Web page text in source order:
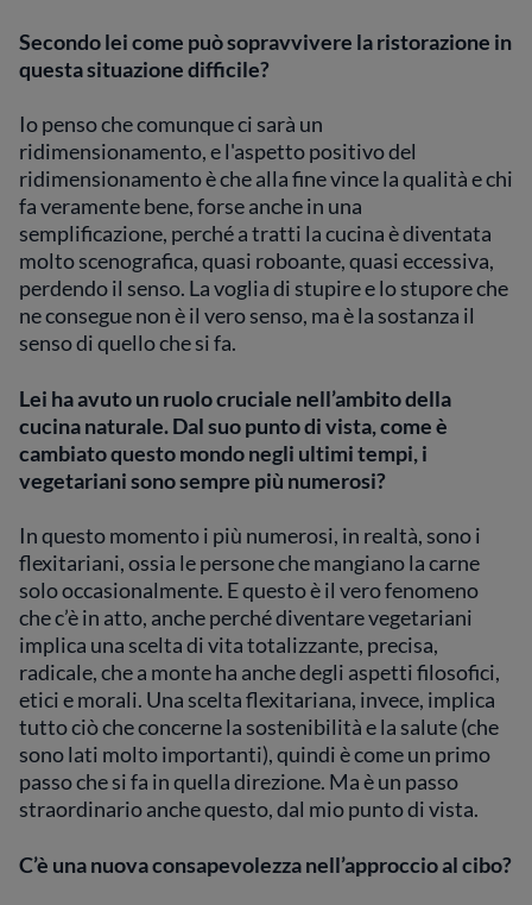
Secondo lei come può sopravvivere la ristorazione in
questa situazione difficile?
Io penso che comunque ci sarà un
ridimensionamento, e l'aspetto positivo del
ridimensionamento è che alla fine vince la qualità e chi
fa veramente bene, forse anche in una
semplificazione, perché a tratti la cucina è diventata
molto scenografica, quasi roboante, quasi eccessiva,
perdendo il senso. La voglia di stupire e lo stupore che
ne consegue non è il vero senso, ma è la sostanza il
senso di quello che si fa.
Lei ha avuto un ruolo cruciale nell’ambito della
cucina naturale. Dal suo punto di vista, come è
cambiato questo mondo negli ultimi tempi, i
vegetariani sono sempre più numerosi?
In questo momento i più numerosi, in realtà, sono i
flexitariani, ossia le persone che mangiano la carne
solo occasionalmente. E questo è il vero fenomeno
che c’è in atto, anche perché diventare vegetariani
implica una scelta di vita totalizzante, precisa,
radicale, che a monte ha anche degli aspetti filosofici,
etici e morali. Una scelta flexitariana, invece, implica
tutto ciò che concerne la sostenibilità e la salute (che
sono lati molto importanti), quindi è come un primo
passo che si fa in quella direzione. Ma è un passo
straordinario anche questo, dal mio punto di vista.
C’è una nuova consapevolezza nell’approccio al cibo?